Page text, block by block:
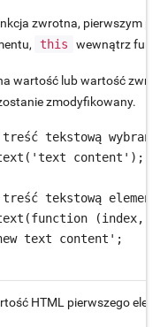
zwrotna, pierwszym
this wewnątrz
wartość lub wartość
zmodyfikowany.
tekstową
content');
tekstową
(index,
text content';
HTML pierwszego